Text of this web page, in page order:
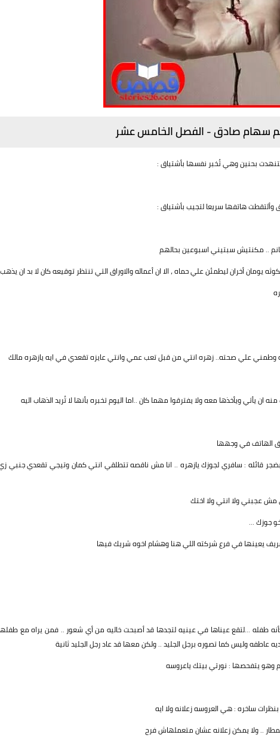
سهام صادق - الفصل الخامس عشر
بحنين وهي تُخبر نفسها بأشتياق :
وألتقطت هاتفها سريعا لتجيب بأشتياق :
.. مكنتيش سبتيني اسبوعين بحالهم
أخران ليطمئن علي حماه ، الا ان أعماله والاوراق التي تنتظر توقيعه كان لا بد ان يذهب
وطمني علي صحته.. زهره انتي من قبل تعب عمي وانتي عايزه تقعدي في ايه يازهره مالك
يأتي ويأخذها معه ولا يفترقوا مهما كان ..اما اليوم تخبره بأنها لا تُريد الذهاب اليه
الهاتف في وجهها
قائله : سافري لجوزك يازهره .. انا مش ناقصه تتطلقي انتي كمان وتيجي تقعدي جنبي
مش عجبني ولا انتي ولا اختك
جوزك ...
يعينها في فرع شركته اللي هنا وهشام اخوه شريك فيها
طفله ...لتقع عيناها في عينيه لتجدها قد أصبحت خاليه من أي شعور .. فمن يراه مع
وليس كما تصوره برجل الجليد .. ولكن معها قد عاد رجل الجليد ثانية
وهو يتفحصها : نورتي بيتك ياعروسه
ساخره : هي العروسه زعلانه ولا ايه
.. ولا يمكن زعلانه عشان متعملهاش فرح